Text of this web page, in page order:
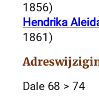
1856)
Hendrika
1861)
Dale 68 > 74